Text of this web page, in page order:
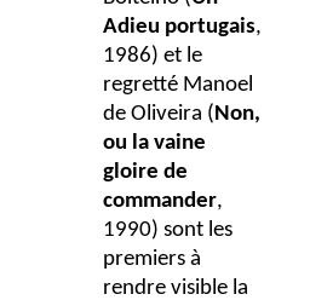
Adieu portugais,
1986) et le
regretté Manoel
de Oliveira (Non,
ou la vaine
gloire de
commander,
1990) sont les
premiers à
rendre visible la